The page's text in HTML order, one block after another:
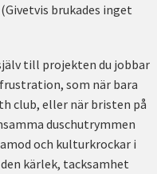
brukades inget
till projekten du jobbar
som när bara
club, eller när bristen på
duschutrymmen
och kulturkrockar i
kärlek, tacksamhet